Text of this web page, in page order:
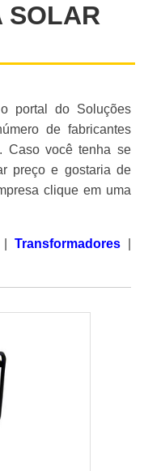
SOLAR
portal do Soluções
de fabricantes
Caso você tenha se
preço e gostaria de
clique em uma
Transformadores|